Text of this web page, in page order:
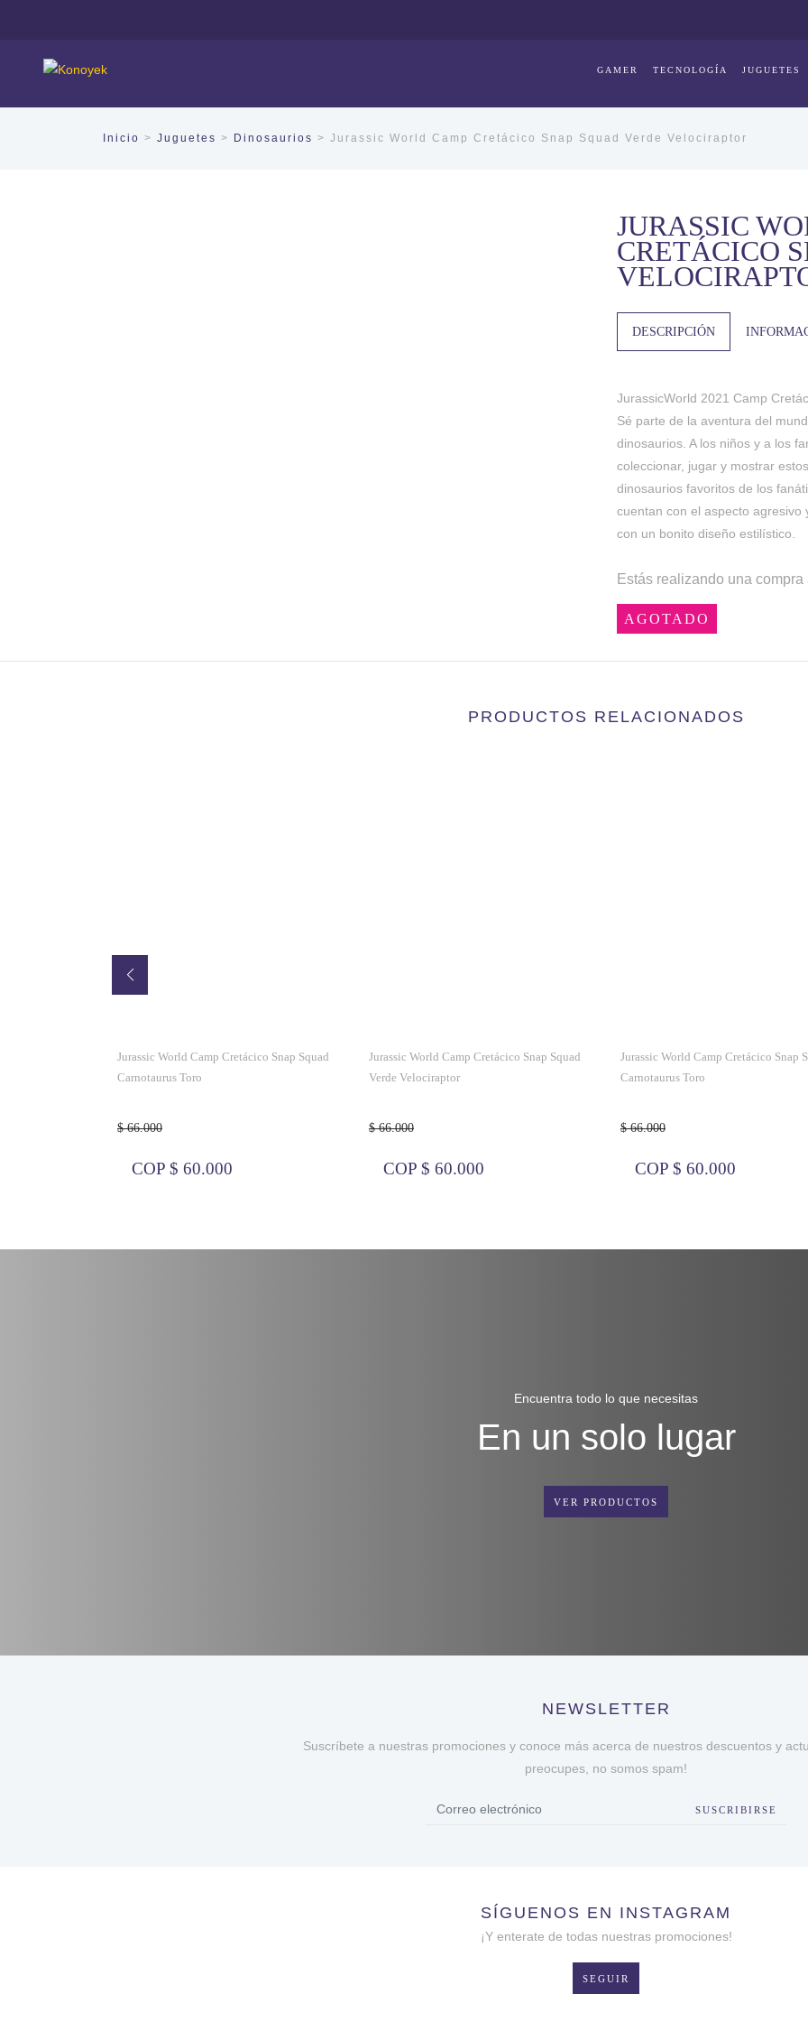
GAMER TECNOLOGÍA JUGUETES
Inicio > Juguetes > Dinosaurios > Jurassic World Camp Cretácico Snap Squad Verde Velociraptor
JURASSIC
CRETÁCICO
DESCRIPCIÓN
JurassicWorld 2021 Camp
Sé parte de la aventura del
dinosaurios. A los niños y a los
coleccionar, jugar y mostrar
dinosaurios favoritos de los
cuentan con el aspecto agresivo
con un bonito diseño estilístico.
Estás realizando una
AGOTADO
PRODUCTOS RELACIONADOS
Jurassic World Camp Cretácico Snap Squad
Carnotaurus Toro
$ 66.000
COP $ 60.000
Jurassic World Camp Cretácico Snap Squad
Verde Velociraptor
$ 66.000
COP $ 60.000
Jurassic World Camp Cretácico Snap
Carnotaurus Toro
$ 66.000
COP $ 60.000
Encuentra todo lo que necesitas
En un solo lugar
VER PRODUCTOS
NEWSLETTER
Suscríbete a nuestras promociones y conoce más acerca de nuestros descuentos y
preocupes, no somos spam!
SUSCRIBIRSE
SÍGUENOS EN INSTAGRAM
¡Y enterate de todas nuestras promociones!
SEGUIR